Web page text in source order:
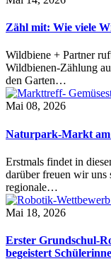
Zähl mit: Wie viele
Wildbiene + Partner
Wildbienen-Zählung
den Garten…
Mai 08, 2026
Naturpark-Markt am
Erstmals findet in
darüber freuen wir uns
regionale…
Mai 18, 2026
Erster Grundschul-
begeistert